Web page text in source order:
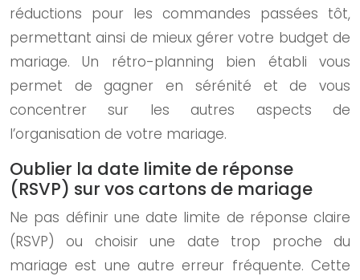
réductions pour les commandes passées tôt,
permettant ainsi de mieux gérer votre budget de
mariage. Un rétro-planning bien établi vous
permet de gagner en sérénité et de vous
concentrer sur les autres aspects de
l’organisation de votre mariage.
Oublier la date limite de réponse
(RSVP) sur vos cartons de mariage
Ne pas définir une date limite de réponse claire
(RSVP) ou choisir une date trop proche du
mariage est une autre erreur fréquente. Cette